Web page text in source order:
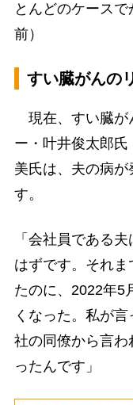
とんどのケース
前）
すい臓がんの
現在、すい臓が
ー・叶井俊太郎
美氏は、夫の病
す。
「会社員である
はずです。それ
たのに、2022年5
くなった。私が
社の同僚から言
ったんです」